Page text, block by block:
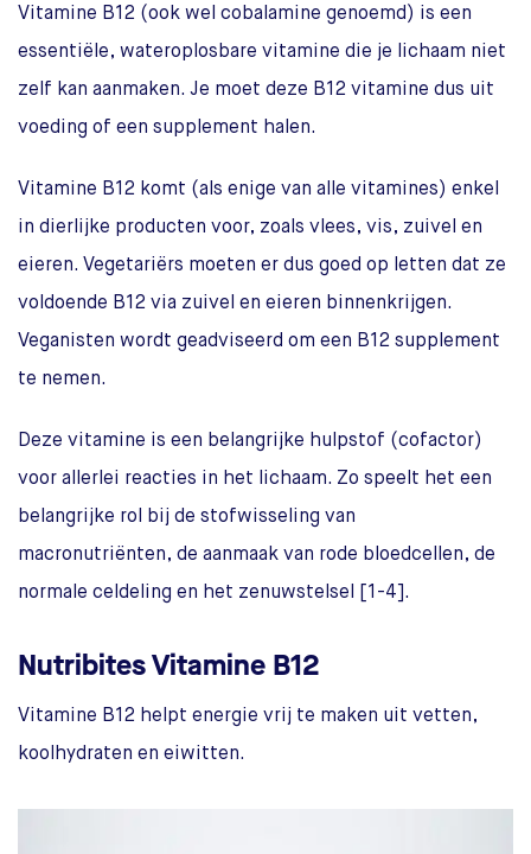
Vitamine B12 (ook wel cobalamine genoemd) is een
essentiële, wateroplosbare vitamine die je lichaam niet
zelf kan aanmaken. Je moet deze B12 vitamine dus uit
voeding of een supplement halen.
Vitamine B12 komt (als enige van alle vitamines) enkel
in dierlijke producten voor, zoals vlees, vis, zuivel en
eieren. Vegetariërs moeten er dus goed op letten dat ze
voldoende B12 via zuivel en eieren binnenkrijgen.
Veganisten wordt geadviseerd om een B12 supplement
te nemen.
Deze vitamine is een belangrijke hulpstof (cofactor)
voor allerlei reacties in het lichaam. Zo speelt het een
belangrijke rol bij de stofwisseling van
macronutriënten, de aanmaak van rode bloedcellen, de
normale celdeling en het zenuwstelsel [1-4].
Nutribites Vitamine B12
Vitamine B12 helpt energie vrij te maken uit vetten,
koolhydraten en eiwitten.